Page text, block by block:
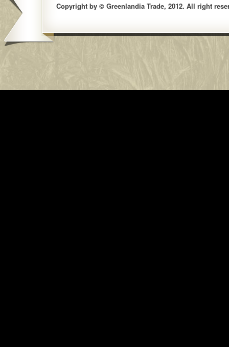
Copyright by © Greenlandia Trade, 2012. All right